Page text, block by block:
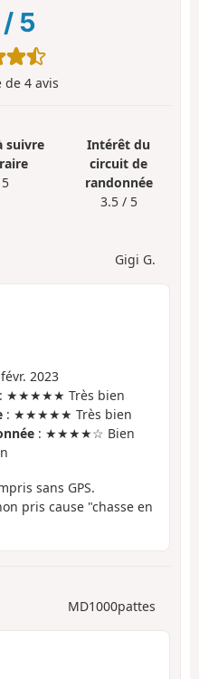
/ 5
de 4 avis
suivre
Intérêt du
circuit de
randonnée
3.5 / 5
Gigi G.
2023
: ★★★★★ Très bien
: ★★★★★ Très bien
: ★★★★☆ Bien
sans GPS.
pris cause "chasse en
MD1000pattes